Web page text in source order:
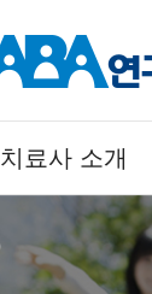
치료사 소개